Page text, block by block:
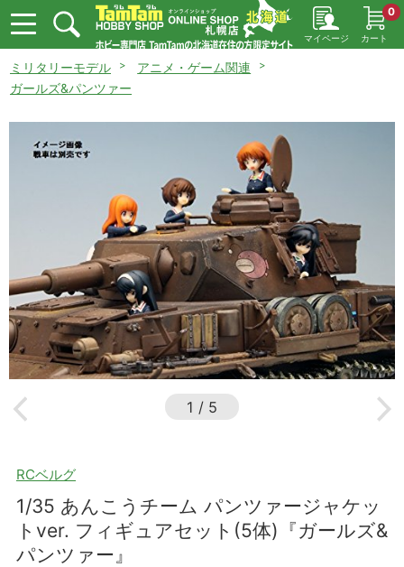
マイページ カート
0
ミリタリーモデル
アニメ・ゲーム関連
ガールズ&パンツァー
1 / 5
RCベルグ
1/35 あんこうチーム パンツァージャケッ
トver. フィギュアセット(5体)『ガールズ&
パンツァー』